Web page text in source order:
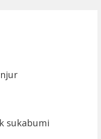
sukabumi